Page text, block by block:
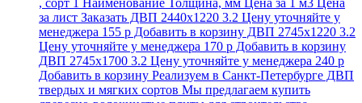
, сорт 1 Наименование Толщина, мм Цена за 1 м3 Цена
за лист Заказать ДВП 2440х1220 3.2 Цену уточняйте у
менеджера 155 р Добавить в корзину ДВП 2745х1220 3.2
Цену уточняйте у менеджера 170 р Добавить в корзину
ДВП 2745х1700 3.2 Цену уточняйте у менеджера 240 р
Добавить в корзину Реализуем в Санкт-Петербурге ДВП
твердых и мягких сортов Мы предлагаем купить